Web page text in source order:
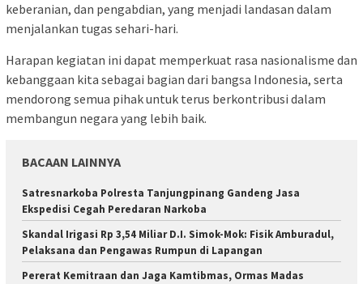
keberanian, dan pengabdian, yang menjadi landasan dalam
menjalankan tugas sehari-hari.
Harapan kegiatan ini dapat memperkuat rasa nasionalisme dan
kebanggaan kita sebagai bagian dari bangsa Indonesia, serta
mendorong semua pihak untuk terus berkontribusi dalam
membangun negara yang lebih baik.
BACAAN LAINNYA
Satresnarkoba Polresta Tanjungpinang Gandeng Jasa
Ekspedisi Cegah Peredaran Narkoba
Skandal Irigasi Rp 3,54 Miliar D.I. Simok-Mok: Fisik Amburadul,
Pelaksana dan Pengawas Rumpun di Lapangan
Pererat Kemitraan dan Jaga Kamtibmas, Ormas Madas